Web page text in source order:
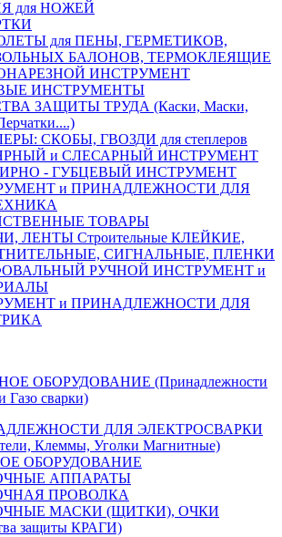
для НОЖЕЙ
для ПЕНЫ, ГЕРМЕТИКОВ,
БАЛОНОВ, ТЕРМОКЛЕЯЩИЕ
ИНСТРУМЕНТ
ИНСТРУМЕНТЫ
ЗАЩИТЫ ТРУДА (Каски, Маски,
СКОБЫ, ГВОЗДИ для степлеров
и СЛЕСАРНЫЙ ИНСТРУМЕНТ
- ГУБЦЕВЫЙ ИНСТРУМЕНТ
и ПРИНАДЛЕЖНОСТИ ДЛЯ
ТОВАРЫ
ЛЕНТЫ Строительные КЛЕЙКИЕ,
СИГНАЛЬНЫЕ, ПЛЕНКИ
РУЧНОЙ ИНСТРУМЕНТ и
и ПРИНАДЛЕЖНОСТИ ДЛЯ
ОБОРУДОВАНИЕ (Принадлежности
Газо сварки)
ДЛЯ ЭЛЕКТРОСВАРКИ
Клеммы, Уголки Магнитные)
ОБОРУДОВАНИЕ
АППАРАТЫ
ПРОВОЛКА
МАСКИ (ЩИТКИ), ОЧКИ
защиты КРАГИ)